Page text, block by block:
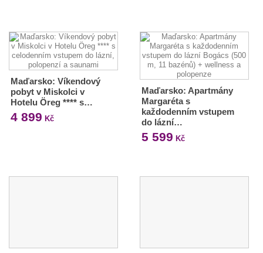
Maďarsko: Víkendový
pobyt v Miskolci v
Hotelu Öreg **** s…
4 899 Kč
Maďarsko: Apartmány
Margaréta s
každodenním vstupem
do lázní…
5 599 Kč